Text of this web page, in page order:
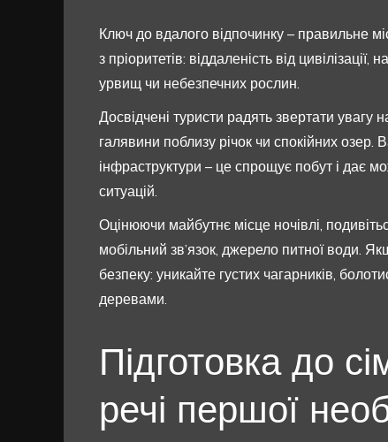
Ключ до вдалого відпочинку – правильне
з пріоритетів: віддаленість від
урвищ чи небезпечних рослин.
Досвідчені туристи радять звертати увагу
галявини поблизу річок чи спокійних
інфраструктури – це спрощує побут і дає
ситуацій.
Оцінюючи майбутнє місце ночівлі,
мобільний зв’язок, джерело питної води.
безпеку: уникайте густих чагарників,
деревами.
Підготовка до
речі першої